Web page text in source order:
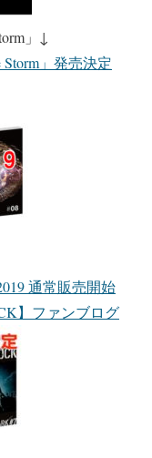
」
↓
」発売決定
通常販売開始
】ファンブログ